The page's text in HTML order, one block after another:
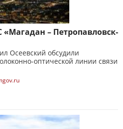
– Петропавловск-
Осеевский обсудили
оптической линии связи